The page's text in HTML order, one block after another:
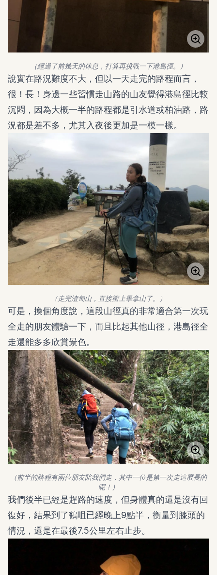
（經過了前幾天的休息，打算再挑戰一下港島徑。）
說實在路況難度不大，但以一天走完的路程而言，
很！長！身邊一些習慣走山路的山友覺得港島徑比較
沉悶，因為大概一半的路程都是引水道或柏油路，路
況都是差不多，尤其入夜後更加是一模一樣。
（走完渣甸山，直接衝上畢拿山了。）
可是，換個角度說，這段山徑真的非常適合第一次玩
全走的朋友體驗一下，而且比起其他山徑，港島徑全
走還能多多欣賞景色。
（前半的路程有兩位朋友陪我們走，其中一位是第一次走這麼長的
呢！）
我們後半已經是趕路的速度，但身體真的還是沒有回
復好，結果到了鶴咀已經晚上9點半，衡量到膝頭的
情況，還是在最後7.5公里左右止步。